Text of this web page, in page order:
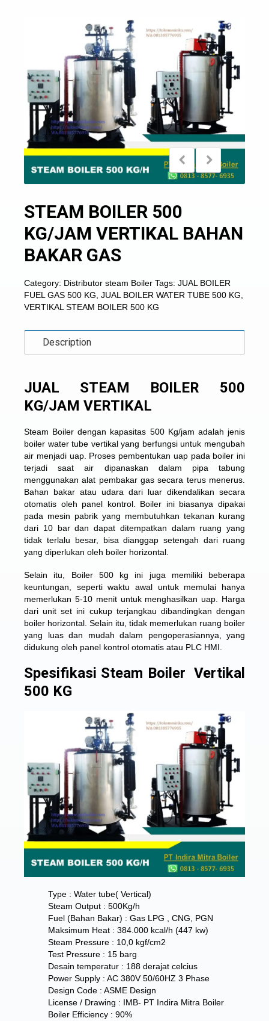
STEAM BOILER 500
KG/JAM VERTIKAL BAHAN
BAKAR GAS
Category: Distributor steam Boiler Tags: JUAL BOILER
FUEL GAS 500 KG JUAL BOILER WATER TUBE 500 KG
VERTIKAL STEAM BOILER 500 KG
Description
JUAL STEAM BOILER 500
KG/JAM VERTIKAL
Steam Boiler dengan kapasitas 500 Kg/jam adalah jenis
boiler water tube vertikal yang berfungsi untuk mengubah
air menjadi uap. Proses pembentukan uap pada boiler ini
terjadi saat air dipanaskan dalam pipa tabung
menggunakan alat pembakar gas secara terus menerus.
Bahan bakar atau udara dari luar dikendalikan secara
otomatis oleh panel kontrol. Boiler ini biasanya dipakai
pada mesin pabrik yang membutuhkan tekanan kurang
dari 10 bar dan dapat ditempatkan dalam ruang yang
tidak terlalu besar, bisa dianggap setengah dari ruang
yang diperlukan oleh boiler horizontal.
Selain itu, Boiler 500 kg ini juga memiliki beberapa
keuntungan, seperti waktu awal untuk memulai hanya
memerlukan 5-10 menit untuk menghasilkan uap. Harga
dari unit set ini cukup terjangkau dibandingkan dengan
boiler horizontal. Selain itu, tidak memerlukan ruang boiler
yang luas dan mudah dalam pengoperasiannya, yang
didukung oleh panel kontrol otomatis atau PLC HMI.
Spesifikasi Steam Boiler Vertikal
500 KG
Type : Water tube( Vertical)
Steam Output : 500Kg/h
Fuel (Bahan Bakar) : Gas LPG , CNG, PGN
Maksimum Heat : 384.000 kcal/h (447 kw)
Steam Pressure : 10,0 kgf/cm2
Test Pressure : 15 barg
Desain temperatur : 188 derajat celcius
Power Supply : AC 380V 50/60HZ 3 Phase
Design Code : ASME Design
License / Drawing : IMB- PT Indira Mitra Boiler
Boiler Efficiency : 90%